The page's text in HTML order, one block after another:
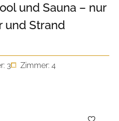
und Sauna – nur
und Strand
3
Zimmer: 4